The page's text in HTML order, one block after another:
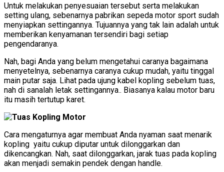
Untuk melakukan penyesuaian tersebut serta melakukan
setting ulang, sebenarnya pabrikan sepeda motor sport sudah
menyiapkan settingannya. Tujuannya yang tak lain adalah untuk
memberikan kenyamanan tersendiri bagi setiap
pengendaranya.
Nah, bagi Anda yang belum mengetahui caranya bagaimana
menyetelnya, sebenarnya caranya cukup mudah, yaitu tinggal
main putar saja. Lihat pada ujung kabel kopling sebelum tuas,
nah di sanalah letak settingannya.. Biasanya kalau motor baru
itu masih tertutup karet.
Cara mengaturnya agar membuat Anda nyaman saat menarik
kopling yaitu cukup diputar untuk dilonggarkan dan
dikencangkan. Nah, saat dilonggarkan, jarak tuas pada kopling
akan menjadi semakin pendek dengan handle.